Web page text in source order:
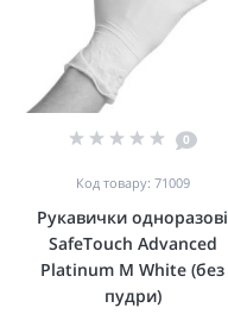
0
Код товару: 71009
Рукавички одноразові
SafeTouch Advanced
Platinum M White (без
пудри)